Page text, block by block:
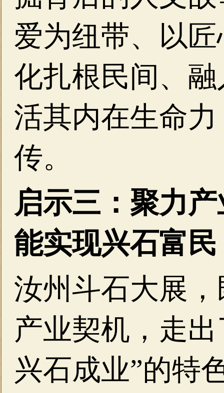
爱为纽带、以
化扎根民间、
活其内在生命
传。
启示三：聚力
能实现兴石富民
汝州斗石大展
产业契机，走
兴石成业”的特